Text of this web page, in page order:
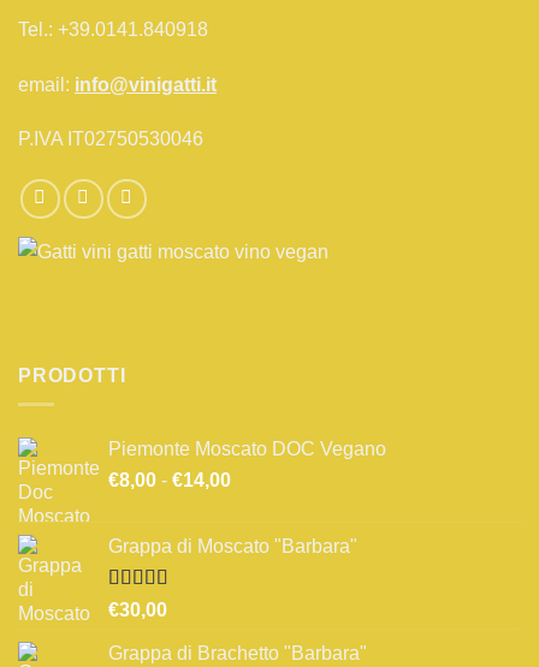
Tel.: +39.0141.840918
email: info@vinigatti.it
P.IVA IT02750530046
PRODOTTI
Piemonte Moscato DOC Vegano
€8,00 - €14,00Fascia
da
Grappa di Moscato "Barbara"
Valutato
su 5
€30,00
Grappa di Brachetto "Barbara"